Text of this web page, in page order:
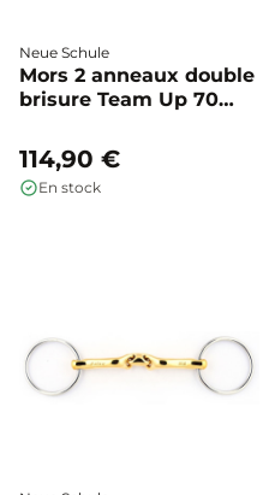
Neue Schule
Mors 2 anneaux double
brisure Team Up 70
114,90 €
En stock